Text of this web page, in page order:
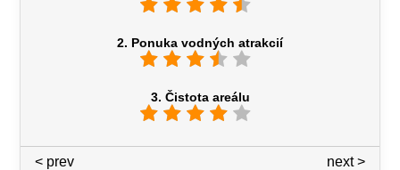
2. Ponuka vodných atrakcií
3. Čistota areálu
next >
< prev